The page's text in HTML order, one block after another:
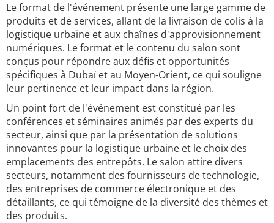
Le format de l'événement présente une large gamme de
produits et de services, allant de la livraison de colis à la
logistique urbaine et aux chaînes d'approvisionnement
numériques. Le format et le contenu du salon sont
conçus pour répondre aux défis et opportunités
spécifiques à Dubaï et au Moyen-Orient, ce qui souligne
leur pertinence et leur impact dans la région.
Un point fort de l'événement est constitué par les
conférences et séminaires animés par des experts du
secteur, ainsi que par la présentation de solutions
innovantes pour la logistique urbaine et le choix des
emplacements des entrepôts. Le salon attire divers
secteurs, notamment des fournisseurs de technologie,
des entreprises de commerce électronique et des
détaillants, ce qui témoigne de la diversité des thèmes et
des produits.